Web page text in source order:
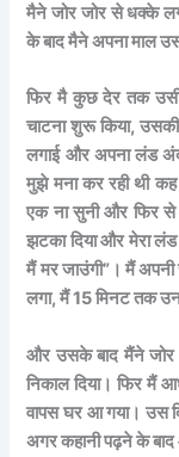
मैने जोर जोर से धक्के
के बाद मैने अपना माल
फिर मै कुछ देर तक उसी
चाटना शुरू किया,
लगाई और अपना लंड
मुझे मना कर रही थी
एक ना सुनी और फिर
झटका दिया और मेरा
मैं मर जाउंगी”। मैं
लगा, मैं 15 मिनट तक
और उसके बाद मैंने जोर
निकाल दिया। फिर मैं
वापस घर आ गया। उस
अगर कहानी पढ़ने के